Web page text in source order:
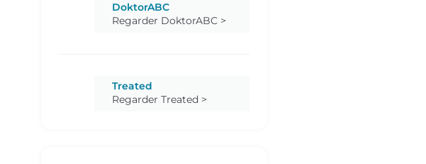
DoktorABC
Regarder DoktorABC >
Treated
Regarder Treated >